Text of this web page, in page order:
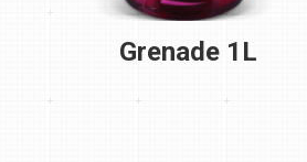
Grenade 1L